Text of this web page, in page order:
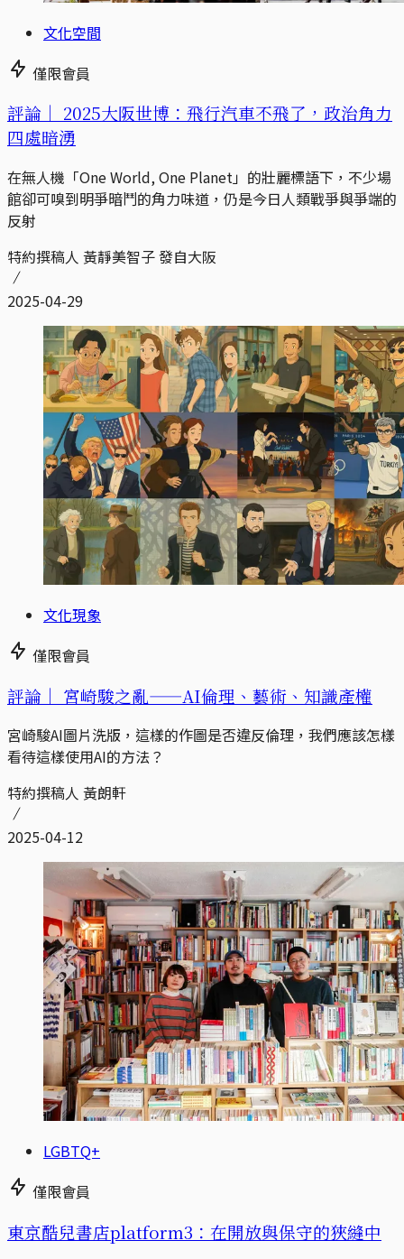
文化空間
僅限會員
評論｜ 2025大阪世博：飛行汽車不飛了，政治角力
四處暗湧
在無人機「One World, One Planet」的壯麗標語下，不少場
館卻可嗅到明爭暗鬥的角力味道，仍是今日人類戰爭與爭端的
反射
特約撰稿人 黃靜美智子 發自大阪
2025-04-29
文化現象
僅限會員
評論｜ 宮崎駿之亂——AI倫理、藝術、知識產權
宮崎駿AI圖片洗版，這樣的作圖是否違反倫理，我們應該怎樣
看待這樣使用AI的方法？
特約撰稿人 黃朗軒
2025-04-12
LGBTQ+
僅限會員
東京酷兒書店platform3：在開放與保守的狹縫中